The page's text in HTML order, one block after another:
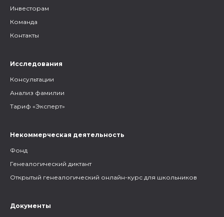
Инвесторам
Команда
Контакты
Исследования
Консультации
Анализ фамилии
Тариф «Эксперт»
Некоммерческая деятельность
Фонд
Генеалогический диктант
Открытый генеалогический онлайн-курс для школьников
Документы